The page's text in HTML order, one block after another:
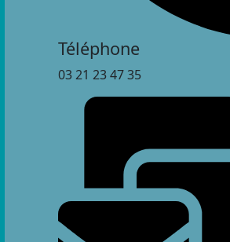
Téléphone
03 21 23 47 35